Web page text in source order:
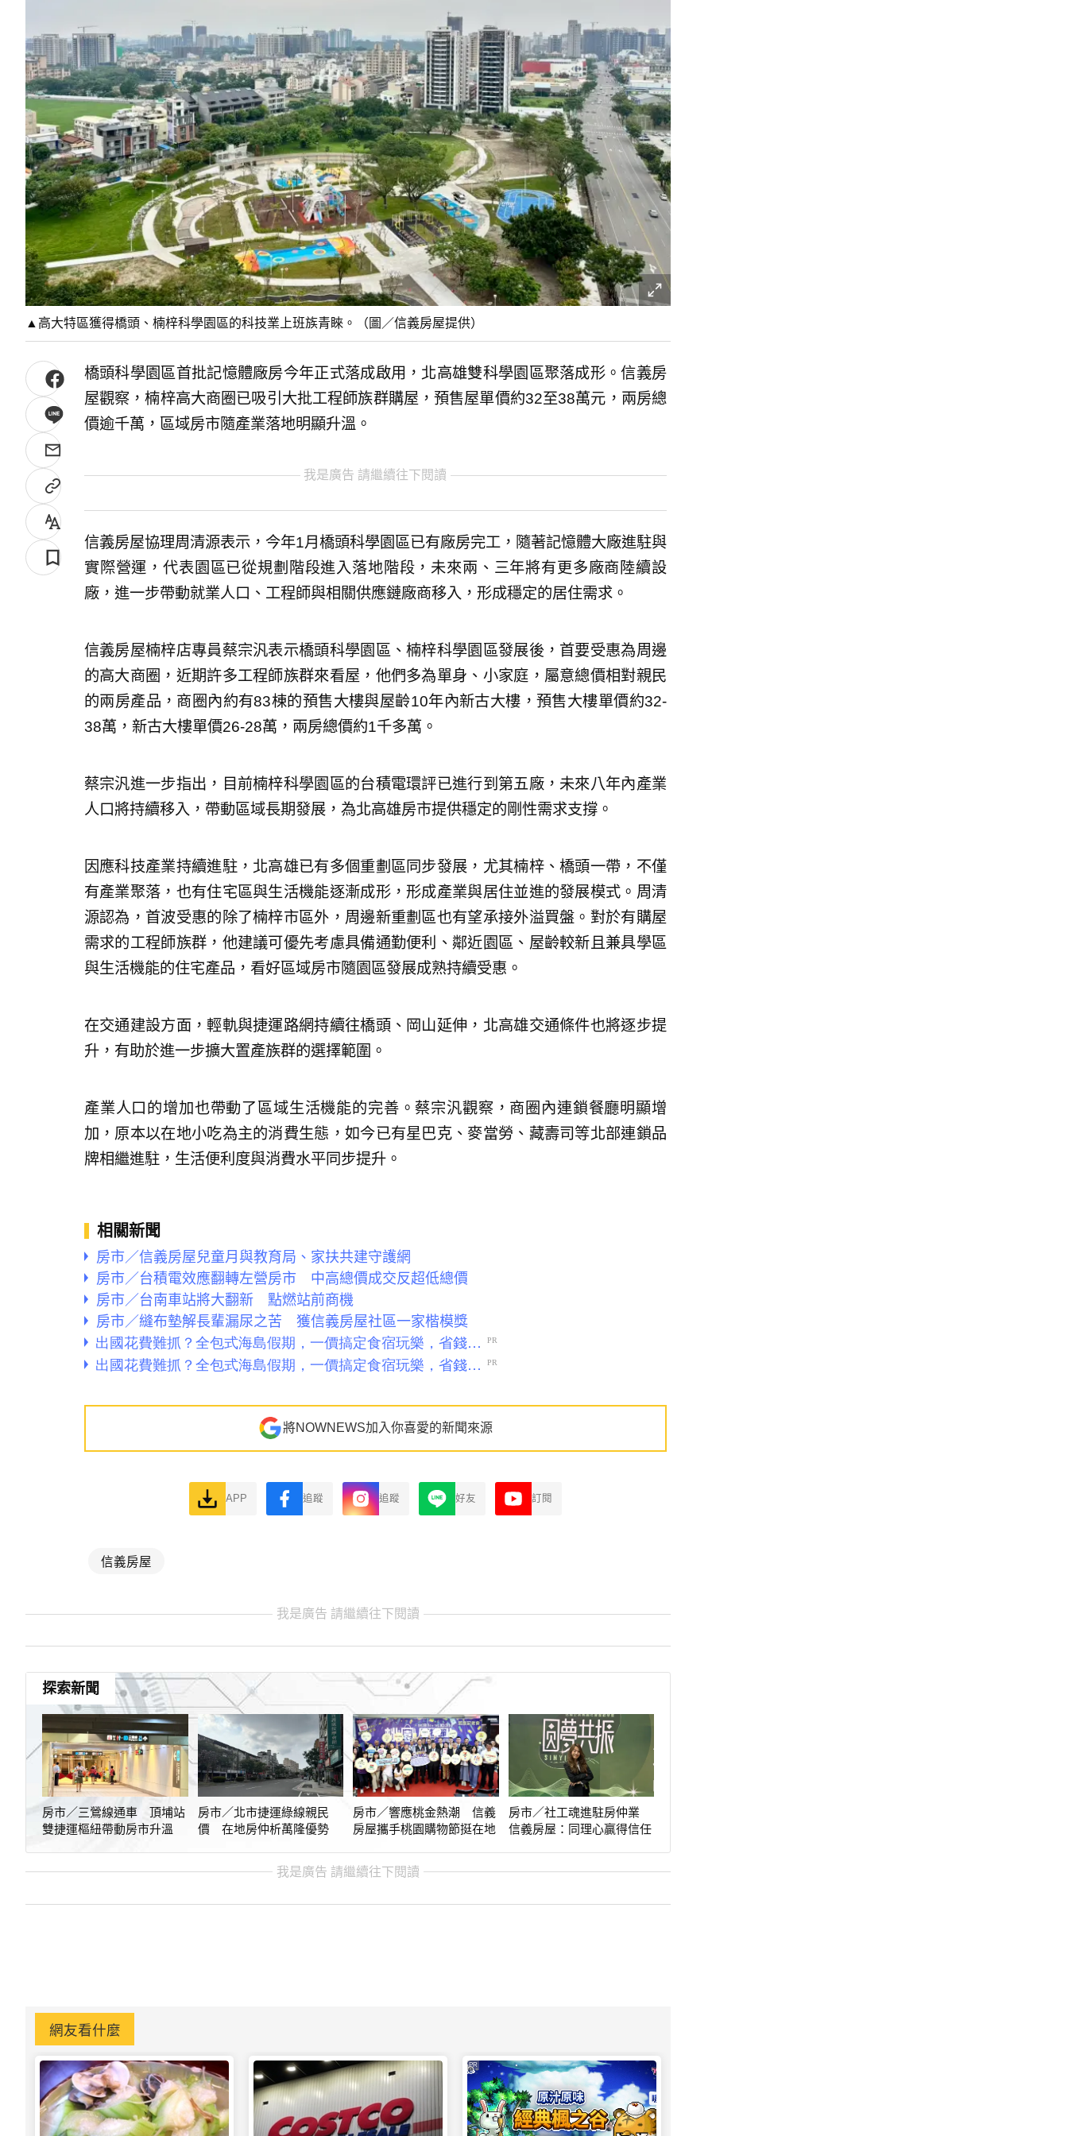
▲高大特區獲得橋頭、楠梓科學園區的科技業上班族青睞。（圖／信義房屋提供）
橋頭科學園區首批記憶體廠房今年正式落成啟用，北高雄雙科學園區聚落成形。信義房
屋觀察，楠梓高大商圈已吸引大批工程師族群購屋，預售屋單價約32至38萬元，兩房總
價逾千萬，區域房市隨產業落地明顯升溫。
我是廣告 請繼續往下閱讀
信義房屋協理周清源表示，今年1月橋頭科學園區已有廠房完工，隨著記憶體大廠進駐與
實際營運，代表園區已從規劃階段進入落地階段，未來兩、三年將有更多廠商陸續設
廠，進一步帶動就業人口、工程師與相關供應鏈廠商移入，形成穩定的居住需求。
信義房屋楠梓店專員蔡宗汎表示橋頭科學園區、楠梓科學園區發展後，首要受惠為周邊
的高大商圈，近期許多工程師族群來看屋，他們多為單身、小家庭，屬意總價相對親民
的兩房產品，商圈內約有83棟的預售大樓與屋齡10年內新古大樓，預售大樓單價約32-
38萬，新古大樓單價26-28萬，兩房總價約1千多萬。
蔡宗汎進一步指出，目前楠梓科學園區的台積電環評已進行到第五廠，未來八年內產業
人口將持續移入，帶動區域長期發展，為北高雄房市提供穩定的剛性需求支撐。
因應科技產業持續進駐，北高雄已有多個重劃區同步發展，尤其楠梓、橋頭一帶，不僅
有產業聚落，也有住宅區與生活機能逐漸成形，形成產業與居住並進的發展模式。周清
源認為，首波受惠的除了楠梓市區外，周邊新重劃區也有望承接外溢買盤。對於有購屋
需求的工程師族群，他建議可優先考慮具備通勤便利、鄰近園區、屋齡較新且兼具學區
與生活機能的住宅產品，看好區域房市隨園區發展成熟持續受惠。
在交通建設方面，輕軌與捷運路網持續往橋頭、岡山延伸，北高雄交通條件也將逐步提
升，有助於進一步擴大置產族群的選擇範圍。
產業人口的增加也帶動了區域生活機能的完善。蔡宗汎觀察，商圈內連鎖餐廳明顯增
加，原本以在地小吃為主的消費生態，如今已有星巴克、麥當勞、藏壽司等北部連鎖品
牌相繼進駐，生活便利度與消費水平同步提升。
相關新聞
房市／信義房屋兒童月與教育局、家扶共建守護網
房市／台積電效應翻轉左營房市 中高總價成交反超低總價
房市／台南車站將大翻新 點燃站前商機
房市／縫布墊解長輩漏尿之苦 獲信義房屋社區一家楷模獎
將NOWNEWS加入你喜愛的新聞來源
APP 追蹤 追蹤 好友 訂閱
信義房屋
我是廣告 請繼續往下閱讀
探索新聞
房市／三鶯線通車 頂埔站
雙捷運樞紐帶動房市升溫
房市／北市捷運綠線親民
價 在地房仲析萬隆優勢
房市／響應桃金熱潮 信義
房屋攜手桃園購物節挺在地
房市／社工魂進駐房仲業
信義房屋：同理心贏得信任
我是廣告 請繼續往下閱讀
網友看什麼
PR